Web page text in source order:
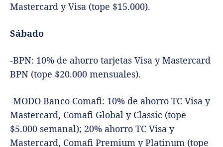
Mastercard y Visa (tope $15.000).
Sábado
-BPN: 10% de ahorro tarjetas Visa y Mastercard
BPN (tope $20.000 mensuales).
-MODO Banco Comafi: 10% de ahorro TC Visa y
Mastercard, Comafi Global y Classic (tope
$5.000 semanal); 20% ahorro TC Visa y
Mastercard, Comafi Premium y Platinum (tope